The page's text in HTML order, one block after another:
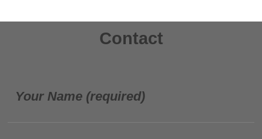
Contact
Your Name (required)